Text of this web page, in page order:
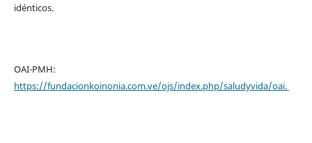
idénticos.
OAI-PMH:
https://fundacionkoinonia.com.ve/ojs/index.php/saludyvida/oai.